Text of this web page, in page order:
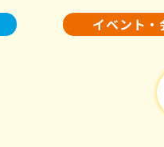
イベント・